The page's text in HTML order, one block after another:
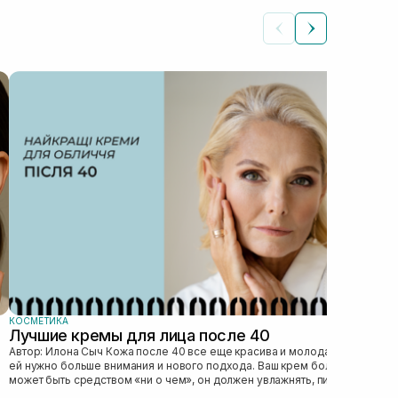
КОСМЕТИКА
Лучшие кремы для лица после 40
Автор: Илона Сыч Кожа после 40 все еще красива и молода, просто
ей нужно больше внимания и нового подхода. Ваш крем больше не
может быть средством «ни о чем», он должен увлажнять, питать,